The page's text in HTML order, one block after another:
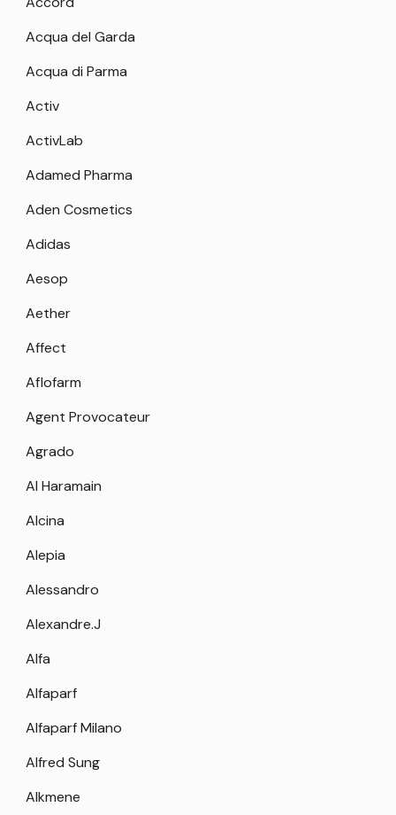
Acqua del Garda
Acqua di Parma
Activ
ActivLab
Adamed Pharma
Aden Cosmetics
Adidas
Aesop
Aether
Affect
Aflofarm
Agent Provocateur
Agrado
Al Haramain
Alcina
Alepia
Alessandro
Alexandre.J
Alfa
Alfaparf
Alfaparf Milano
Alfred Sung
Alkmene